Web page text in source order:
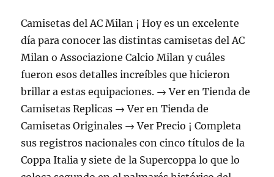
Camisetas del AC Milan ¡ Hoy es un excelente
día para conocer las distintas camisetas del AC
Milan o Associazione Calcio Milan y cuáles
fueron esos detalles increíbles que hicieron
brillar a estas equipaciones. → Ver en Tienda de
Camisetas Replicas → Ver en Tienda de
Camisetas Originales → Ver Precio ¡ Completa
sus registros nacionales con cinco títulos de la
Coppa Italia y siete de la Supercoppa lo que lo